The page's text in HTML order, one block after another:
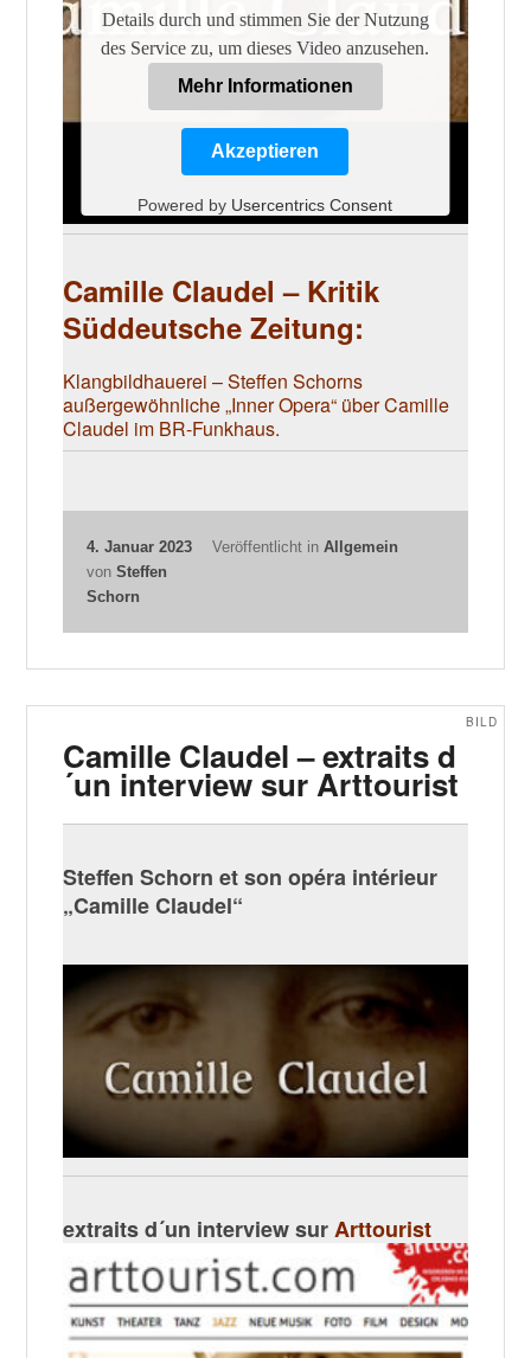
Details durch und stimmen Sie der Nutzung
des Service zu, um dieses Video anzusehen.
Mehr Informationen
Akzeptieren
Powered by Usercentrics Consent
Management Platform
Camille Claudel – Kritik
Süddeutsche Zeitung:
Klangbildhauerei – Steffen Schorns
außergewöhnliche „Inner Opera“ über Camille
Claudel im BR-Funkhaus.
4. Januar 2023
vonSteffen
Schorn
Veröffentlicht in Allgemein
Camille Claudel – extraits d
´un interview sur Arttourist
BILD
Steffen Schorn et son opéra intérieur
„Camille Claudel“
extraits d´un interview sur Arttourist